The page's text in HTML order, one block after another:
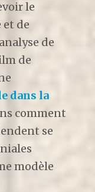
le
et de
de
de
dans la
comment
se
modèle